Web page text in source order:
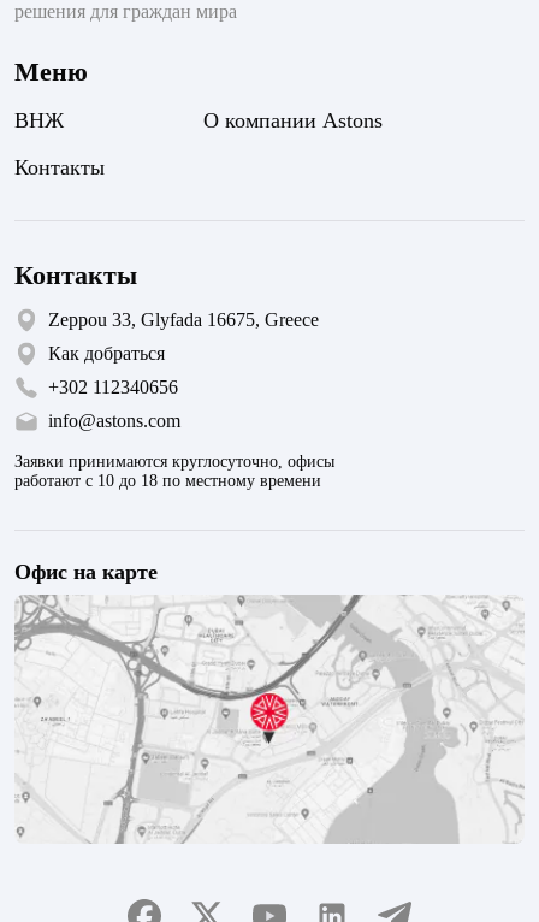
решения для граждан мира
Меню
ВНЖ
О компании Astons
Контакты
Контакты
Zeppou 33, Glyfada 16675, Greece
Как добраться
+302 112340656
info@astons.com
Заявки принимаются круглосуточно, офисы
работают с 10 до 18 по местному времени
Офис на карте